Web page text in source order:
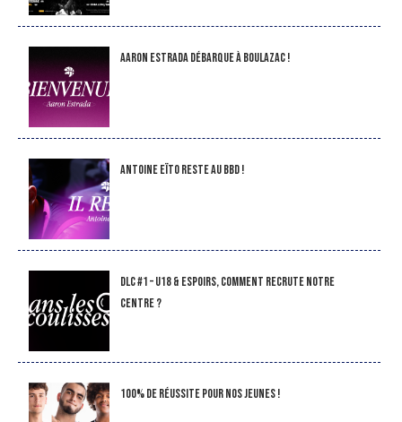
Aaron Estrada débarque à Boulazac !
Antoine Eïto reste au BBD !
DLC #1 – U18 & Espoirs, comment recrute notre
Centre ?
100% de réussite pour nos jeunes !